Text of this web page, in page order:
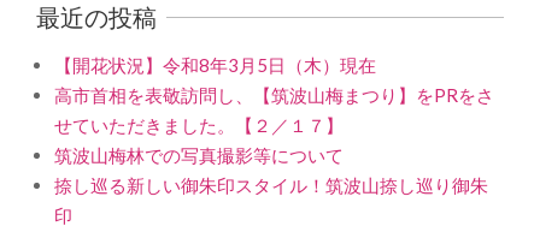
最近の投稿
【開花状況】令和8年3月5日（木）現在
高市首相を表敬訪問し、【筑波山梅まつり】をPRをさ
せていただきました。【２／１７】
筑波山梅林での写真撮影等について
捺し巡る新しい御朱印スタイル！筑波山捺し巡り御朱
印